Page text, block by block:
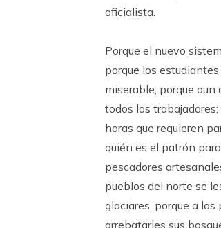
oficialista.
Porque el nuevo
porque los
miserable; porque
todos los
horas que requieren
quién es el patrón
pescadores
pueblos del norte se
glaciares, porque a
arrebatarles sus